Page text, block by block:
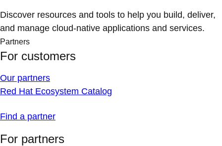
Discover resources and tools to help you build, deliver,
and manage cloud-native applications and services.
Partners
For customers
Our partners
Red Hat Ecosystem Catalog
Find a partner
For partners